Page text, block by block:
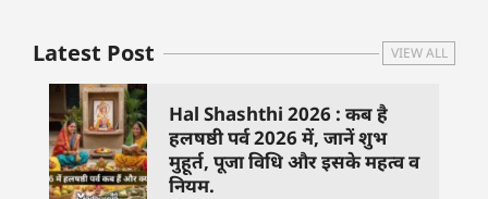
Latest Post VIEW ALL
Hal Shashthi 2026 : कब है
हलषष्ठी पर्व 2026 में, जानें शुभ
मुहूर्त, पूजा विधि और इसके महत्व व
नियम.